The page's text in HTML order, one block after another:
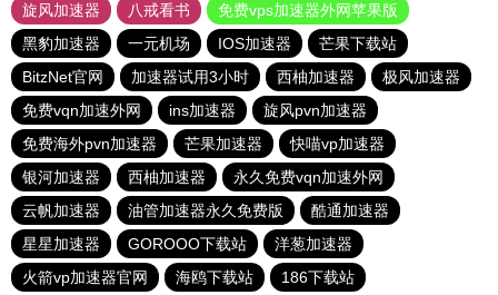
旋风加速器
八戒看书
免费vps加速器外网苹果版
黑豹加速器
一元机场 IOS加速器
芒果下载站
BitzNet官网
加速器试用3小时 西柚加速器
极风加速器
免费vqn加速外网
ins加速器
旋风pvn加速器
免费海外pvn加速器
芒果加速器
快喵vp加速器
银河加速器
西柚加速器
永久免费vqn加速外网
云帆加速器
油管加速器永久免费版
酷通加速器
星星加速器
GOROOO下载站
洋葱加速器
火箭vp加速器官网
海鸥下载站 186下载站